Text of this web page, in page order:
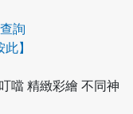
詢
】
噹 精緻彩繪 不同神